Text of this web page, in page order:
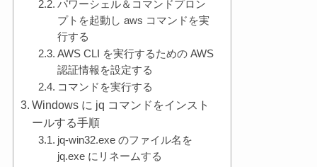
パワーシェル＆コマンドプロン
プトを起動し aws コマンドを実
行する
AWS CLI を実行するための AWS
認証情報を設定する
コマンドを実行する
Windows に jq コマンドをインスト
ールする手順
jq-win32.exe のファイル名を
jq.exe にリネームする